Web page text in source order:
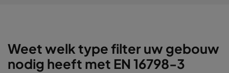
Weet welk type filter uw gebouw
nodig heeft met EN 16798-3